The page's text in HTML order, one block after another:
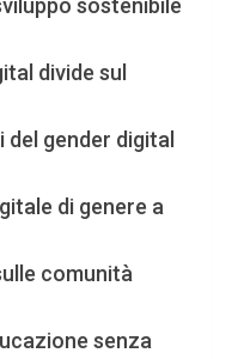
sostenibile
divide sul
del gender digital
di genere a
comunità
senza